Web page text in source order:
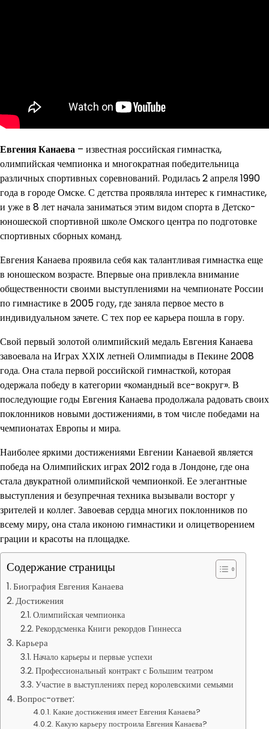
Евгения Канаева – известная российская гимнастка,
олимпийская чемпионка и многократная победительница
различных спортивных соревнований. Родилась 2 апреля 1990
года в городе Омске. С детства проявляла интерес к гимнастике,
и уже в 8 лет начала заниматься этим видом спорта в Детско-
юношеской спортивной школе Омского центра по подготовке
спортивных сборных команд.
Евгения Канаева проявила себя как талантливая гимнастка еще
в юношеском возрасте. Впервые она привлекла внимание
общественности своими выступлениями на чемпионате России
по гимнастике в 2005 году, где заняла первое место в
индивидуальном зачете. С тех пор ее карьера пошла в гору.
Свой первый золотой олимпийский медаль Евгения Канаева
завоевала на Играх ХХIX летней Олимпиады в Пекине 2008
года. Она стала первой российской гимнасткой, которая
одержала победу в категории «командный все-вокруг». В
последующие годы Евгения Канаева продолжала радовать своих
поклонников новыми достижениями, в том числе победами на
чемпионатах Европы и мира.
Наиболее яркими достижениями Евгении Канаевой является
победа на Олимпийских играх 2012 года в Лондоне, где она
стала двукратной олимпийской чемпионкой. Ее элегантные
выступления и безупречная техника вызывали восторг у
зрителей и коллег. Завоевав сердца многих поклонников по
всему миру, она стала иконою гимнастики и олицетворением
грации и красоты на площадке.
Содержание страницы
Биография Евгения Канаева
Достижения
Олимпийская чемпионка
Рекордсменка Книги рекордов Гиннесса
Карьера
Начало карьеры и первые успехи
Профессиональный контракт с Большим театром
Участие в выступлениях перед королевскими семьями
Вопрос-ответ:
Какие достижения имеет Евгения Канаева?
Какую карьеру построила Евгения Канаева?